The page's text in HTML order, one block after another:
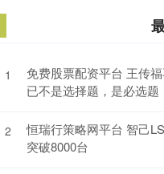
1
免费股票配资平台 王传
已不是选择题，是必选题
2
恒瑞行策略网平台 智己
突破8000台